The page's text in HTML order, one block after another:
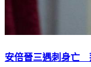
安倍晉三遇刺身亡